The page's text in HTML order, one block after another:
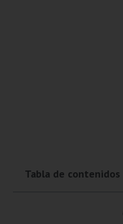
Tabla de contenidos